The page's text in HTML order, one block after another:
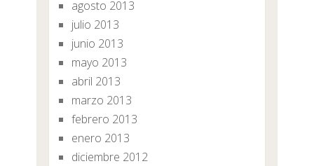
agosto 2013
julio 2013
junio 2013
mayo 2013
abril 2013
marzo 2013
febrero 2013
enero 2013
diciembre 2012